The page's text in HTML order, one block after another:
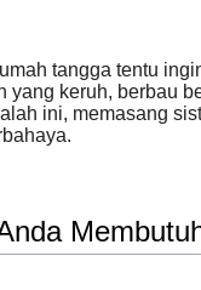
tangga tentu
yang keruh, berbau
ini, memasang